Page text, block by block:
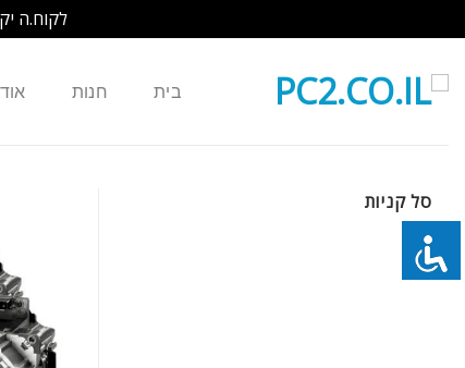
לקוח.ה
content
בית חנות
סל קניות